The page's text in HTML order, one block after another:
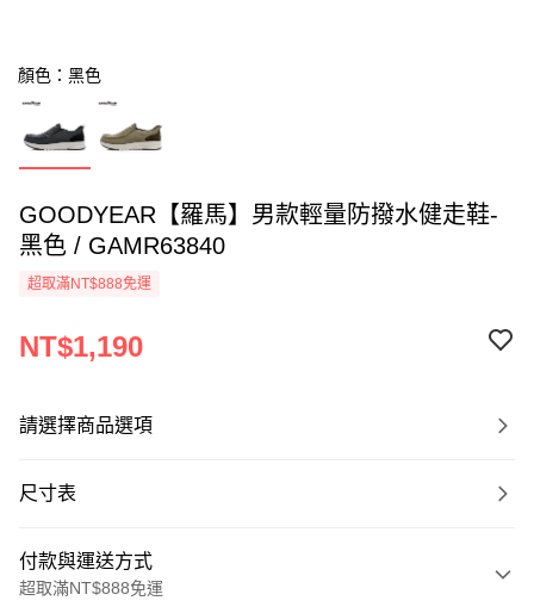
顏色：黑色
GOODYEAR【羅馬】男款輕量防撥水健走鞋-
黑色 / GAMR63840
超取滿NT$888免運
NT$1,190
請選擇商品選項
尺寸表
付款與運送方式
超取滿NT$888免運